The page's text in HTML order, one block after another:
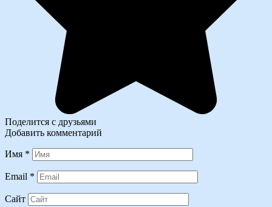
Поделится с друзьями
Добавить комментарий
Имя *
Email *
Сайт